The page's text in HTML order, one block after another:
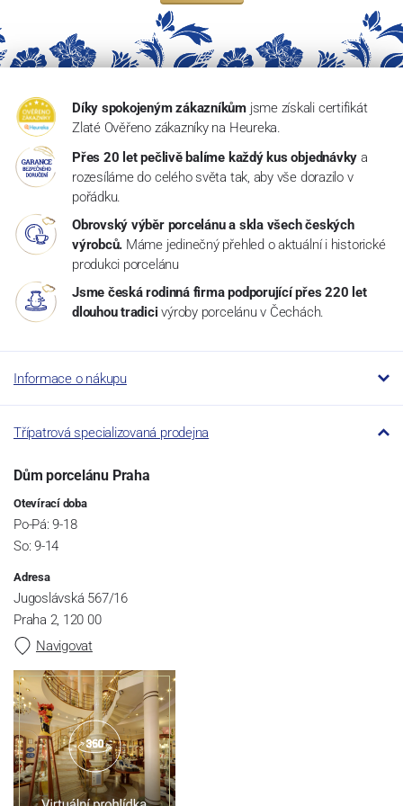
Díky spokojeným zákazníkům jsme získali certifikát
Zlaté Ověřeno zákazníky na Heureka.
Přes 20 let pečlivě balíme každý kus objednávky a
rozesíláme do celého světa tak, aby vše dorazilo v
pořádku.
Obrovský výběr porcelánu a skla všech českých
výrobců. Máme jedinečný přehled o aktuální i historické
produkci porcelánu
Jsme česká rodinná firma podporující přes 220 let
dlouhou tradici výroby porcelánu v Čechách.
Informace o nákupu
Třípatrová specializovaná prodejna
Dům porcelánu Praha
Otevírací doba
Po-Pá: 9-18
So: 9-14
Adresa
Jugoslávská 567/16
Praha 2, 120 00
Navigovat